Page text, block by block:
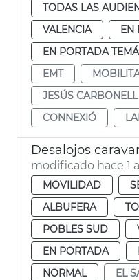
TODAS LAS
VALENCIA
EN
EN PORTADA
EMT
JESÚS CARBONELL
CONNEXIÓ
Desalojos
modificado hace 1
MOVILIDAD
ALBUFERA
POBLES SUD
EN PORTADA
NORMAL
EL